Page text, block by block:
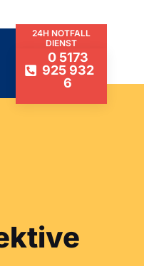
24H NOTFALL
DIENST
0 5173
925 932
6